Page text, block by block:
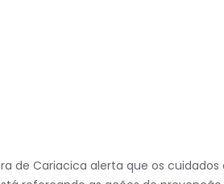
de Cariacica alerta que os